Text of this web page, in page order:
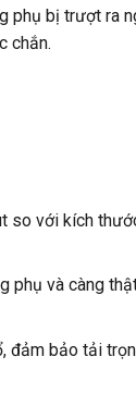
phụ bị trượt ra
chắn.
so với kích
phụ và càng
đảm bảo tải